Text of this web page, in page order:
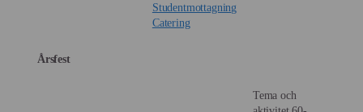
Studentmottagning
Catering
Årsfest
Tema och